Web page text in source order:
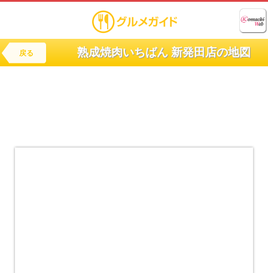
戻る 熟成焼肉いちばん 新発田店の地図